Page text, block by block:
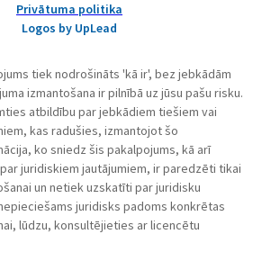
Privātuma politika
Logos by UpLead
tiek nodrošināts 'kā ir', bez jebkādām
izmantošana ir pilnībā uz jūsu pašu risku.
atbildību par jebkādiem tiešiem vai
kas radušies, izmantojot šo
ko sniedz šis pakalpojums, kā arī
juridiskiem jautājumiem, ir paredzēti tikai
un netiek uzskatīti par juridisku
juridisks padoms konkrētas
lūdzu, konsultējieties ar licencētu